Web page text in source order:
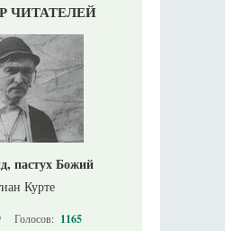
ЧИТАТЕЛЕЙ
пастух Божий
Курте
Голосов: 1165